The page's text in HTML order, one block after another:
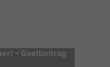
– Gastbeitrag